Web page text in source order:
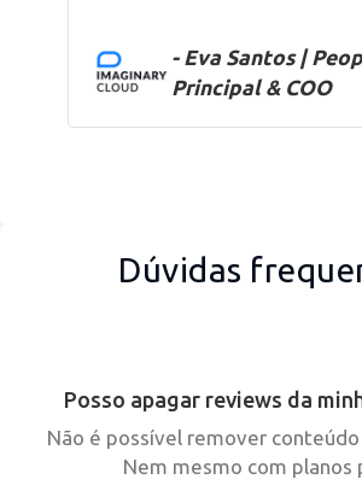
- Eva Santos |
Principal & COO
Dúvidas
Posso apagar reviews da
Não é possível remover
Nem mesmo com planos